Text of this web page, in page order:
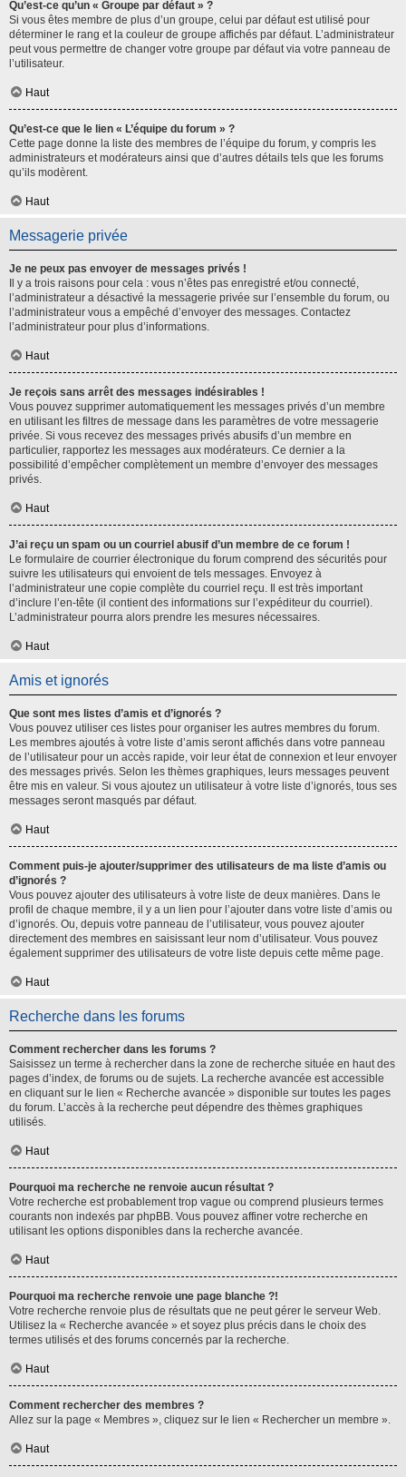
Qu’est-ce qu’un « Groupe par défaut » ?
Si vous êtes membre de plus d’un groupe, celui par défaut est utilisé pour
déterminer le rang et la couleur de groupe affichés par défaut. L’administrateur
peut vous permettre de changer votre groupe par défaut via votre panneau de
l’utilisateur.
Haut
Qu’est-ce que le lien « L’équipe du forum » ?
Cette page donne la liste des membres de l’équipe du forum, y compris les
administrateurs et modérateurs ainsi que d’autres détails tels que les forums
qu’ils modèrent.
Haut
Messagerie privée
Je ne peux pas envoyer de messages privés !
Il y a trois raisons pour cela : vous n’êtes pas enregistré et/ou connecté,
l’administrateur a désactivé la messagerie privée sur l’ensemble du forum, ou
l’administrateur vous a empêché d’envoyer des messages. Contactez
l’administrateur pour plus d’informations.
Haut
Je reçois sans arrêt des messages indésirables !
Vous pouvez supprimer automatiquement les messages privés d’un membre
en utilisant les filtres de message dans les paramètres de votre messagerie
privée. Si vous recevez des messages privés abusifs d’un membre en
particulier, rapportez les messages aux modérateurs. Ce dernier a la
possibilité d’empêcher complètement un membre d’envoyer des messages
privés.
Haut
J’ai reçu un spam ou un courriel abusif d’un membre de ce forum !
Le formulaire de courrier électronique du forum comprend des sécurités pour
suivre les utilisateurs qui envoient de tels messages. Envoyez à
l’administrateur une copie complète du courriel reçu. Il est très important
d’inclure l’en-tête (il contient des informations sur l’expéditeur du courriel).
L’administrateur pourra alors prendre les mesures nécessaires.
Haut
Amis et ignorés
Que sont mes listes d’amis et d’ignorés ?
Vous pouvez utiliser ces listes pour organiser les autres membres du forum.
Les membres ajoutés à votre liste d’amis seront affichés dans votre panneau
de l’utilisateur pour un accès rapide, voir leur état de connexion et leur envoyer
des messages privés. Selon les thèmes graphiques, leurs messages peuvent
être mis en valeur. Si vous ajoutez un utilisateur à votre liste d’ignorés, tous ses
messages seront masqués par défaut.
Haut
Comment puis-je ajouter/supprimer des utilisateurs de ma liste d’amis ou
d’ignorés ?
Vous pouvez ajouter des utilisateurs à votre liste de deux manières. Dans le
profil de chaque membre, il y a un lien pour l’ajouter dans votre liste d’amis ou
d’ignorés. Ou, depuis votre panneau de l’utilisateur, vous pouvez ajouter
directement des membres en saisissant leur nom d’utilisateur. Vous pouvez
également supprimer des utilisateurs de votre liste depuis cette même page.
Haut
Recherche dans les forums
Comment rechercher dans les forums ?
Saisissez un terme à rechercher dans la zone de recherche située en haut des
pages d’index, de forums ou de sujets. La recherche avancée est accessible
en cliquant sur le lien « Recherche avancée » disponible sur toutes les pages
du forum. L’accès à la recherche peut dépendre des thèmes graphiques
utilisés.
Haut
Pourquoi ma recherche ne renvoie aucun résultat ?
Votre recherche est probablement trop vague ou comprend plusieurs termes
courants non indexés par phpBB. Vous pouvez affiner votre recherche en
utilisant les options disponibles dans la recherche avancée.
Haut
Pourquoi ma recherche renvoie une page blanche ?!
Votre recherche renvoie plus de résultats que ne peut gérer le serveur Web.
Utilisez la « Recherche avancée » et soyez plus précis dans le choix des
termes utilisés et des forums concernés par la recherche.
Haut
Comment rechercher des membres ?
Allez sur la page « Membres », cliquez sur le lien « Rechercher un membre ».
Haut